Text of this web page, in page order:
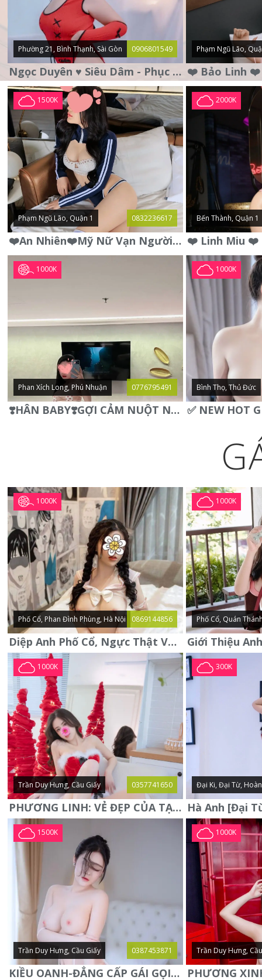
Phường 21, Bình Thạnh, Sài Gòn 0906801549
Ngọc Duyên ♥️ Siêu Dâm - Phục Vụ Tận Tình - Chu Đáo
Phạm Ngũ Lão,
1500K
Phạm Ngũ Lão, Quận 1 0832236617
❤️An Nhiên❤️Mỹ Nữ Vạn Người Mê,Da Trắng, Mặt Xynh, Đẹp Từng
2000K
Bến Thành, Quận 1
1000K
Phan Xích Long, Phú Nhuận 0776795491
❣️HÂN BABY❣️GỢI CẢM NUỘT NÀ DÁNG SON XINH XINH QUYẾN RŨ
1000K
Bình Thọ, Thủ Đức
1000K
Phố Cổ, Phan Đình Phùng, Hà Nội 0869144856
Diệp Anh Phố Cổ, Ngực Thật Vú To Thơm Tho Quyến Rũ
1000K
Phố Cổ, Quán
1000K
Trần Duy Hưng, Cầu Giấy 0357741650
PHƯƠNG LINH: VẺ ĐẸP CỦA TẠO HÓA, XINH ĐẸP, SEXY, QUYỄN RŨ
300K
Đại Ki, Đại Từ,
1500K
Trần Duy Hưng, Cầu Giấy 0387453871
KIỀU OANH-ĐẲNG CẤP GÁI GỌI XINH SANG-NGOAN NGOÃN
1000K
Trần Duy Hưng,